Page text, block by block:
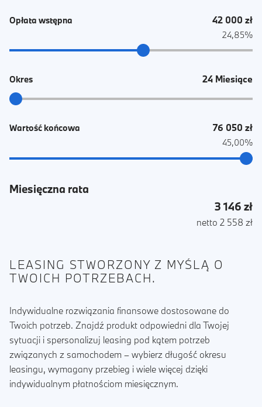
Opłata wstępna 42 000 zł
24,85%
Okres 24 Miesiące
Wartość końcowa 76 050 zł
45,00%
Miesięczna rata
3 146 zł
netto 2 558 zł
LEASING STWORZONY Z MYŚLĄ O
TWOICH POTRZEBACH.
Indywidualne rozwiązania finansowe dostosowane do
Twoich potrzeb. Znajdź produkt odpowiedni dla Twojej
sytuacji i spersonalizuj leasing pod kątem potrzeb
związanych z samochodem – wybierz długość okresu
leasingu, wymagany przebieg i wiele więcej dzięki
indywidualnym płatnościom miesięcznym.